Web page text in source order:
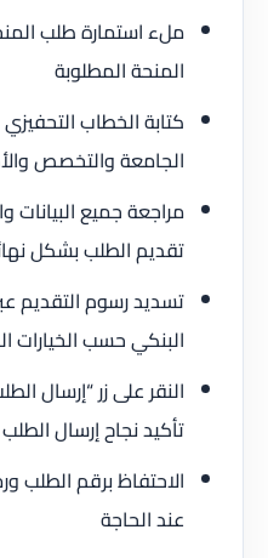
ملء استمارة طلب
المنحة المطلوبة
كتابة الخطاب
الجامعة والتخصص
مراجعة جميع
تقديم الطلب بشكل
تسديد رسوم التقديم
البنكي حسب الخيارات
النقر على زر “إرسال
تأكيد نجاح إرسال الطلب
الاحتفاظ برقم الطلب
عند الحاجة